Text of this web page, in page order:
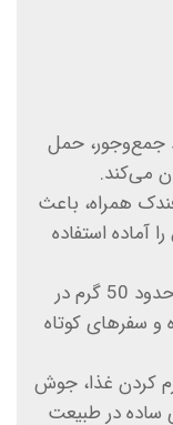
جمع‌وجور، حمل
می‌کند.
همراه، باعث
آماده استفاده
با مصرف حدود 50 گرم در
و سفرهای کوتاه
کردن غذا، جوش
ساده در طبیعت